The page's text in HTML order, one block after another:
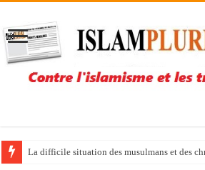
La difficile situation des musulmans et des